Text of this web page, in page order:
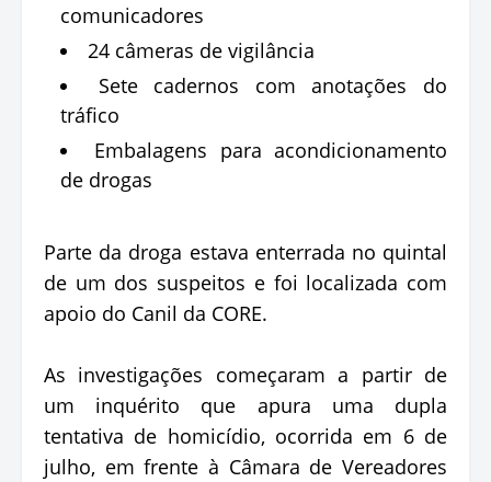
comunicadores
24 câmeras de vigilância
Sete cadernos com anotações do
tráfico
Embalagens para acondicionamento
de drogas
Parte da droga estava enterrada no quintal
de um dos suspeitos e foi localizada com
apoio do Canil da CORE.
As investigações começaram a partir de
um inquérito que apura uma dupla
tentativa de homicídio, ocorrida em 6 de
julho, em frente à Câmara de Vereadores